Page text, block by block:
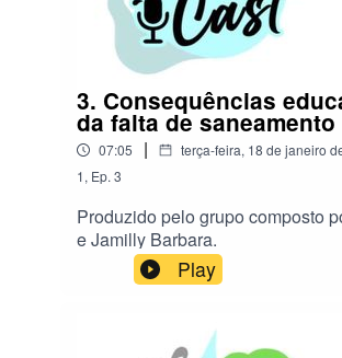
3. Consequências
da falta de saneamento
07:05 | terça-feira, 18 de janeiro
1, Ep. 3
Produzido pelo grupo composto
e Jamilly Barbara.
Play